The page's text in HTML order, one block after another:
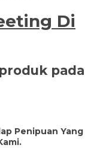
Di
pada
Penipuan Yang